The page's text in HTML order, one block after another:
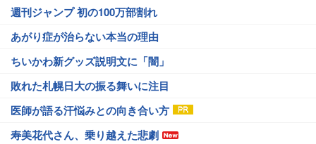
週刊ジャンプ 初の100万部割れ
あがり症が治らない本当の理由
ちいかわ新グッズ説明文に「闇」
敗れた札幌日大の振る舞いに注目
医師が語る汗悩みとの向き合い方
寿美花代さん、乗り越えた悲劇